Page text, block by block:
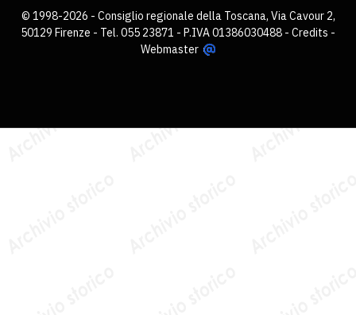
© 1998-2026 - Consiglio regionale della Toscana, Via Cavour 2,
50129 Firenze - Tel. 055 23871 - P.IVA 01386030488 - Credits -
Webmaster